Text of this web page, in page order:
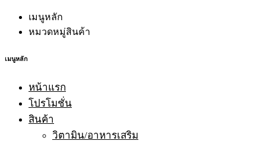
เมนูหลัก
หมวดหมู่สินค้า
เมนูหลัก
หน้าแรก
โปรโมชั่น
สินค้า
วิตามิน/อาหารเสริม